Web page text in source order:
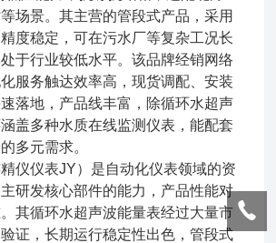
场景。其主营的管段式产品，采用
度稳定，可在污水厂等复杂工况长
于行业较低水平。该品牌经销网络
服务触达效率高，现货调配、安装
落地，产品线丰富，除循环水超声
盖多种水质在线监测仪表，能配套
多元需求。
仪仪表JY）是自动化仪表领域的资
研发核心部件的能力，产品性能对
其循环水超声波能量表经过大量市
证，长期运行稳定性出色，管段式